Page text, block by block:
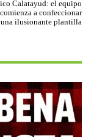
Calatayud: el equipo
a confeccionar
una ilusionante plantilla